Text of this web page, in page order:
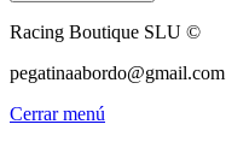
Racing Boutique SLU ©
pegatinaabordo@gmail.com
Cerrar menú